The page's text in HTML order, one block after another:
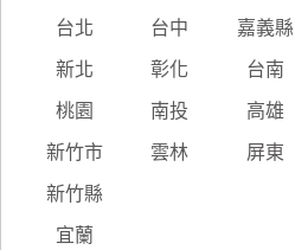
台北 台中 嘉義縣
新北 彰化 台南
桃園 南投 高雄
新竹市 雲林 屏東
新竹縣
宜蘭